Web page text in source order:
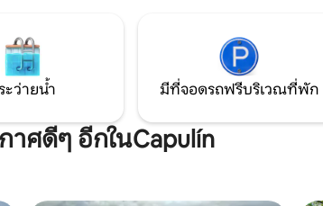
ะว่ายน้ำ มีที่จอดรถฟรีบริเวณที่พัก
ศดีๆ อีกในCapulín